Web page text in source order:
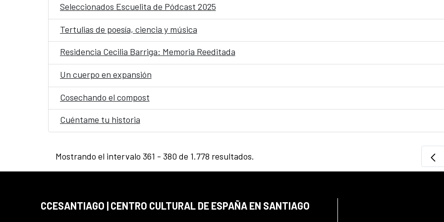
Seleccionados Escuelita de Pódcast 2025
Tertulias de poesía, ciencia y música
Residencia Cecilia Barriga: Memoria Reeditada
Un cuerpo en expansión
Cosechando el compost
Cuéntame tu historia
Mostrando el intervalo 361 - 380 de 1.778 resultados.
CCESANTIAGO | CENTRO CULTURAL DE ESPAÑA EN SANTIAGO